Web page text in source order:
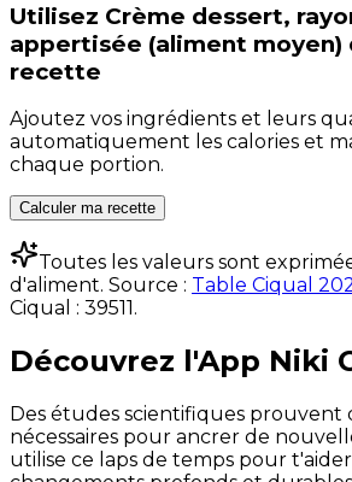
Utilisez Crème dessert,
appertisée (aliment moyen)
recette
Ajoutez vos ingrédients et leurs
automatiquement les calories et
chaque portion.
Calculer ma recette
Toutes les valeurs sont
d'aliment. Source : Table Ciqual
Ciqual : 39511 .
Découvrez l'App Niki
Des études scientifiques prouvent
nécessaires pour ancrer de
utilise ce laps de temps pour